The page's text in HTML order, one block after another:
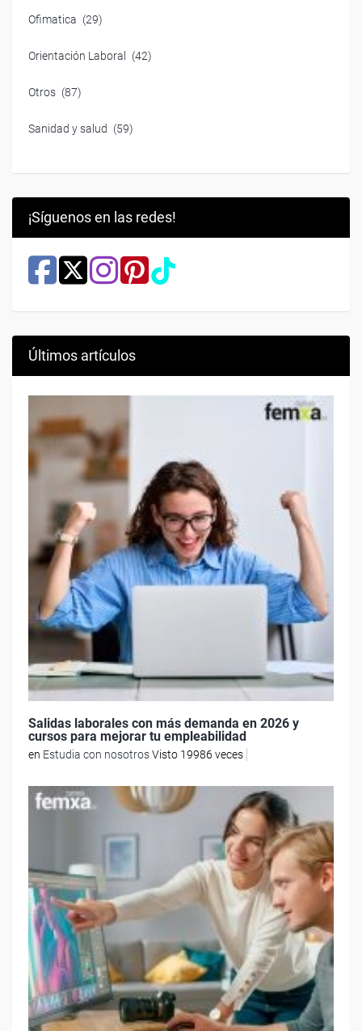
Ofimatica (29)
Orientación Laboral (42)
Otros (87)
Sanidad y salud (59)
¡Síguenos en las redes!
Últimos artículos
Salidas laborales con más demanda en 2026 y
cursos para mejorar tu empleabilidad
en Estudia con nosotrosVisto 19986 veces